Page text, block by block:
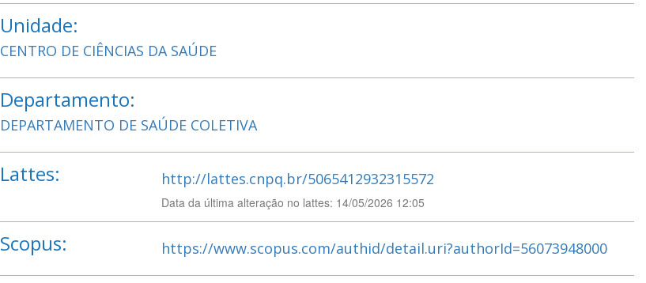
Unidade:
CENTRO DE CIÊNCIAS DA SAÚDE
Departamento:
DEPARTAMENTO DE SAÚDE COLETIVA
Lattes: http://lattes.cnpq.br/5065412932315572
Data da última alteração no lattes: 14/05/2026 12:05
Scopus: https://www.scopus.com/authid/detail.uri?authorId=56073948000